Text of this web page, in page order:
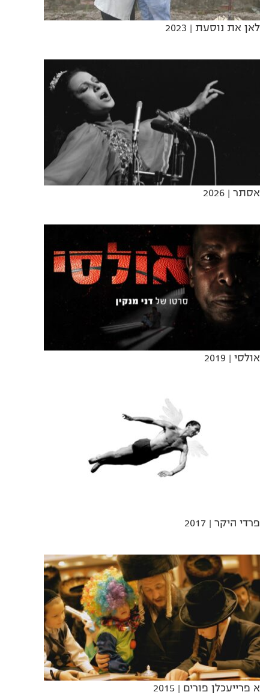
לאן את נוסעת | 2023
אסתר | 2026
אולסי | 2019
פרדי היקר | 2017
א פרייעכלן פורים | 2015